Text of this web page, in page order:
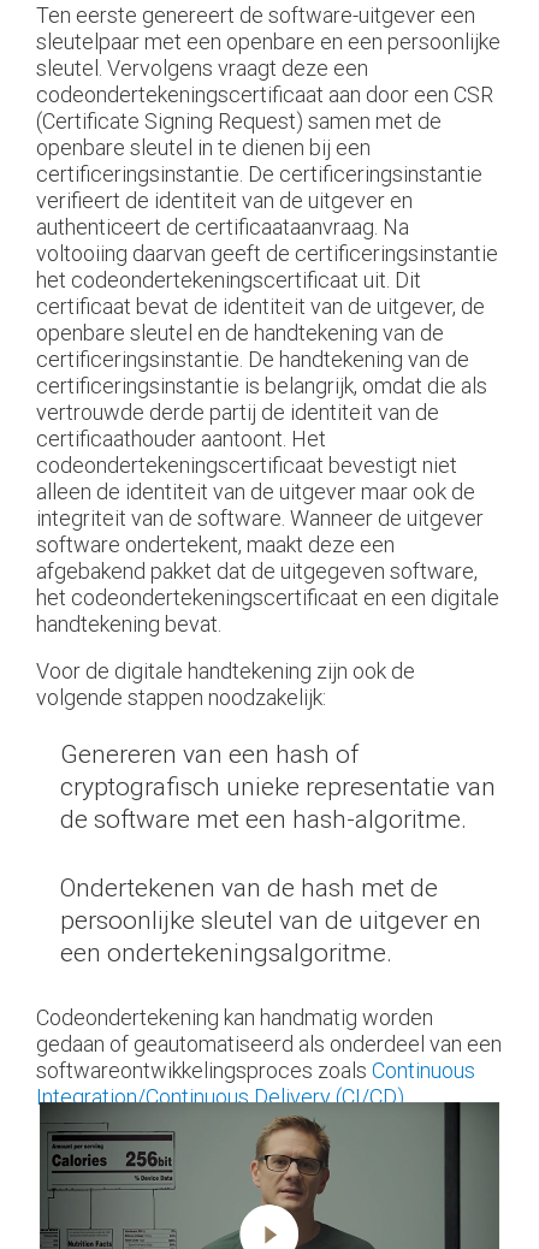
Ten eerste genereert de software-uitgever een
sleutelpaar met een openbare en een persoonlijke
sleutel. Vervolgens vraagt deze een
codeondertekeningscertificaat aan door een CSR
(Certificate Signing Request) samen met de
openbare sleutel in te dienen bij een
certificeringsinstantie. De certificeringsinstantie
verifieert de identiteit van de uitgever en
authenticeert de certificaataanvraag. Na
voltooiing daarvan geeft de certificeringsinstantie
het codeondertekeningscertificaat uit. Dit
certificaat bevat de identiteit van de uitgever, de
openbare sleutel en de handtekening van de
certificeringsinstantie. De handtekening van de
certificeringsinstantie is belangrijk, omdat die als
vertrouwde derde partij de identiteit van de
certificaathouder aantoont. Het
codeondertekeningscertificaat bevestigt niet
alleen de identiteit van de uitgever maar ook de
integriteit van de software. Wanneer de uitgever
software ondertekent, maakt deze een
afgebakend pakket dat de uitgegeven software,
het codeondertekeningscertificaat en een digitale
handtekening bevat.
Voor de digitale handtekening zijn ook de
volgende stappen noodzakelijk:
Genereren van een hash of
cryptografisch unieke representatie van
de software met een hash-algoritme.
Ondertekenen van de hash met de
persoonlijke sleutel van de uitgever en
een ondertekeningsalgoritme.
Codeondertekening kan handmatig worden
gedaan of geautomatiseerd als onderdeel van een
softwareontwikkelingsproces zoals Continuous
Integration/Continuous Delivery (CI/CD).